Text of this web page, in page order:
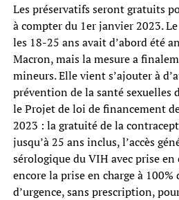
Les préservatifs seront gratuits
à compter du 1er janvier 2023.
les 18-25 ans avait d’abord été
Macron, mais la mesure a
mineurs. Elle vient s’ajouter à
prévention de la santé sexuelles
le Projet de loi de financement
2023 : la gratuité de la
jusqu’à 25 ans inclus, l’accès
sérologique du VIH avec prise en
encore la prise en charge à
d’urgence, sans prescription,